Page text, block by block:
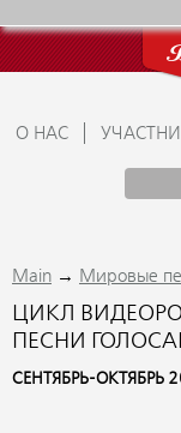
О НАС
Main → Мировые
ЦИКЛ
ПЕСНИ
СЕНТЯБРЬ-ОКТЯБРЬ